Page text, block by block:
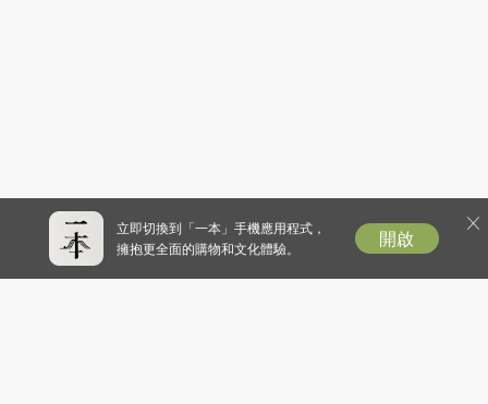
立即切換到「一本」手機應用程式，
擁抱更全面的購物和文化體驗。
開啟